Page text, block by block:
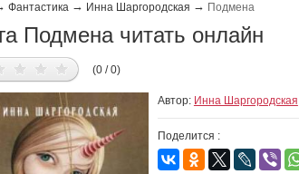
Фантастика → Инна Шаргородская → Подмена
Подмена читать онлайн
(0 / 0)
Автор: Инна Шаргородская
Поделится :